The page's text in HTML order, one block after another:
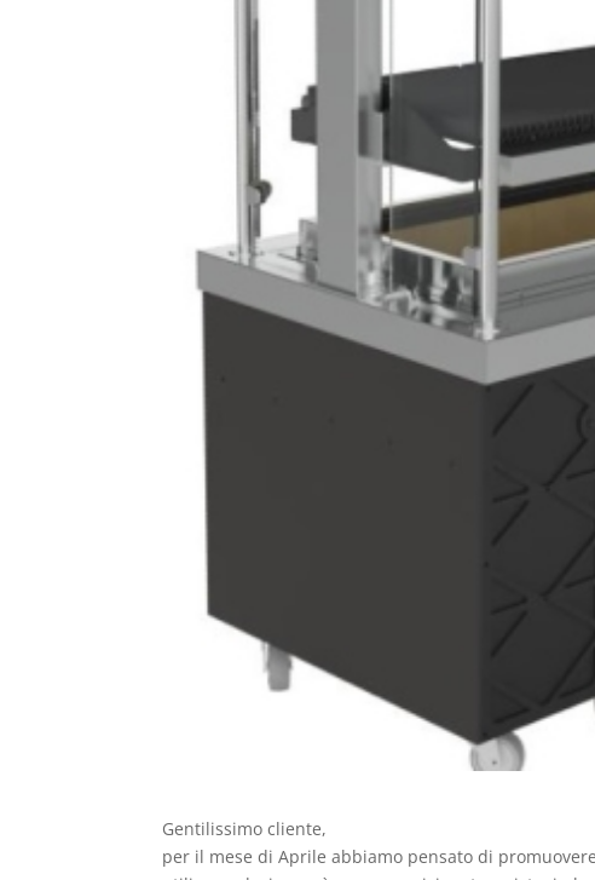
Gentilissimo cliente,
per il mese di Aprile abbiamo pensato di